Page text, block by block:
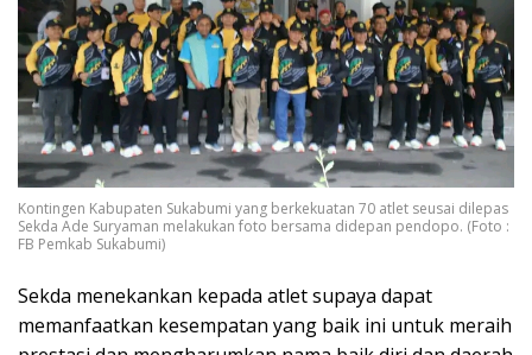
Kontingen Kabupaten Sukabumi yang berkekuatan 70 atlet seusai dilepas
Sekda Ade Suryaman melakukan foto bersama didepan pendopo. (Foto :
FB Pemkab Sukabumi)
Sekda menekankan kepada atlet supaya dapat
memanfaatkan kesempatan yang baik ini untuk meraih